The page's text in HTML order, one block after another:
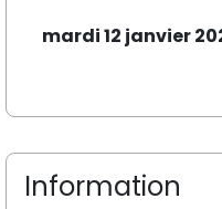
mardi 12 janvier
Information